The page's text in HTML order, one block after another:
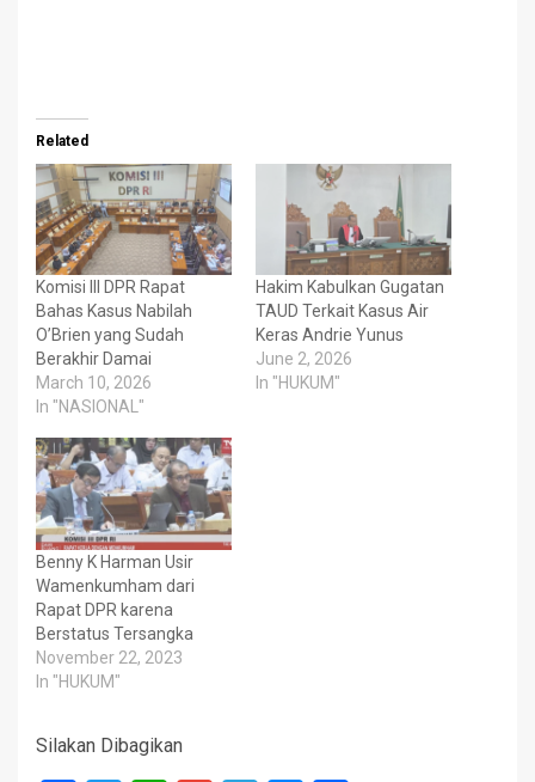
Related
Komisi III DPR Rapat
Bahas Kasus Nabilah
O’Brien yang Sudah
Berakhir Damai
March 10, 2026
In "NASIONAL"
Hakim Kabulkan Gugatan
TAUD Terkait Kasus Air
Keras Andrie Yunus
June 2, 2026
In "HUKUM"
Benny K Harman Usir
Wamenkumham dari
Rapat DPR karena
Berstatus Tersangka
November 22, 2023
In "HUKUM"
Silakan Dibagikan